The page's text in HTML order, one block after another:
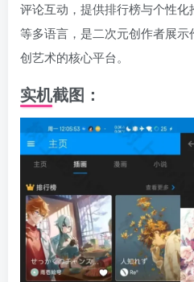
评论互动，提供排行榜与个性
等多语言，是二次元创作者展
创艺术的核心平台。
实机截图：